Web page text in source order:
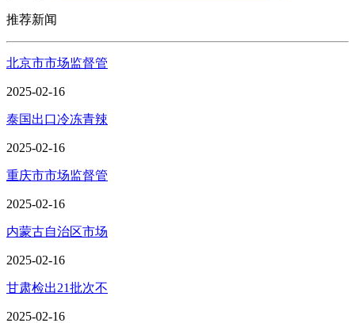
推荐新闻
北京市市场监督管
2025-02-16
泰国出口冷冻青辣
2025-02-16
重庆市市场监督管
2025-02-16
内蒙古自治区市场
2025-02-16
甘肃检出21批次不
2025-02-16